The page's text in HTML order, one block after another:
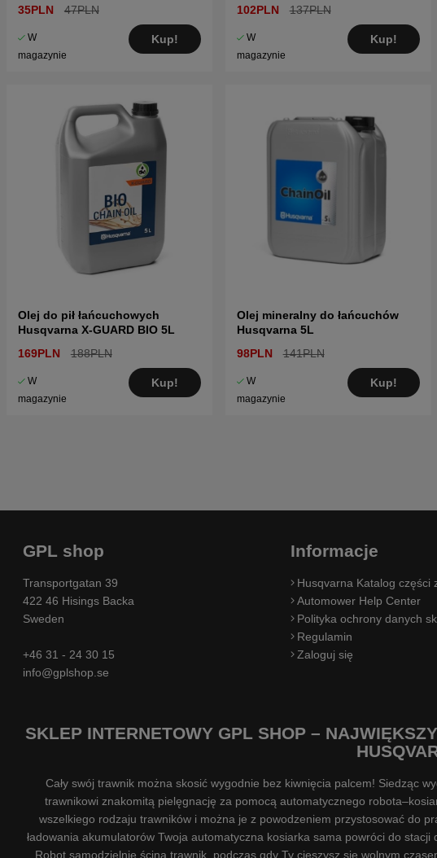
35PLN 47PLN
W
magazynie
Kup!
102PLN 137PLN
W
magazynie
Kup!
Olej do pił łańcuchowych
Husqvarna X-GUARD BIO 5L
169PLN
188PLN
W
magazynie
Kup!
Olej mineralny do łańcuchów
Husqvarna 5L
98PLN
141PLN
W
magazynie
Kup!
GPL shop
Transportgatan 39
422 46 Hisings Backa
Sweden
+46 31 - 24 30 15
info@gplshop.se
Informacje
Husqvarna Katalog części
Automower Help Center
Polityka ochrony danych
Regulamin
Zaloguj się
SKLEP INTERNETOWY GPL SHOP –
Cały swój trawnik można skosić wygodnie bez kiwnięcia palcem! Siedząc
trawnikowi znakomitą pielęgnację za pomocą automatycznego
wszelkiego rodzaju trawników i można je z powodzeniem przystosować do
ładowania akumulatorów Twoja automatyczna kosiarka sama powróci do
Robot samodzielnie ścina trawnik, podczas gdy Ty cieszysz się wolnym